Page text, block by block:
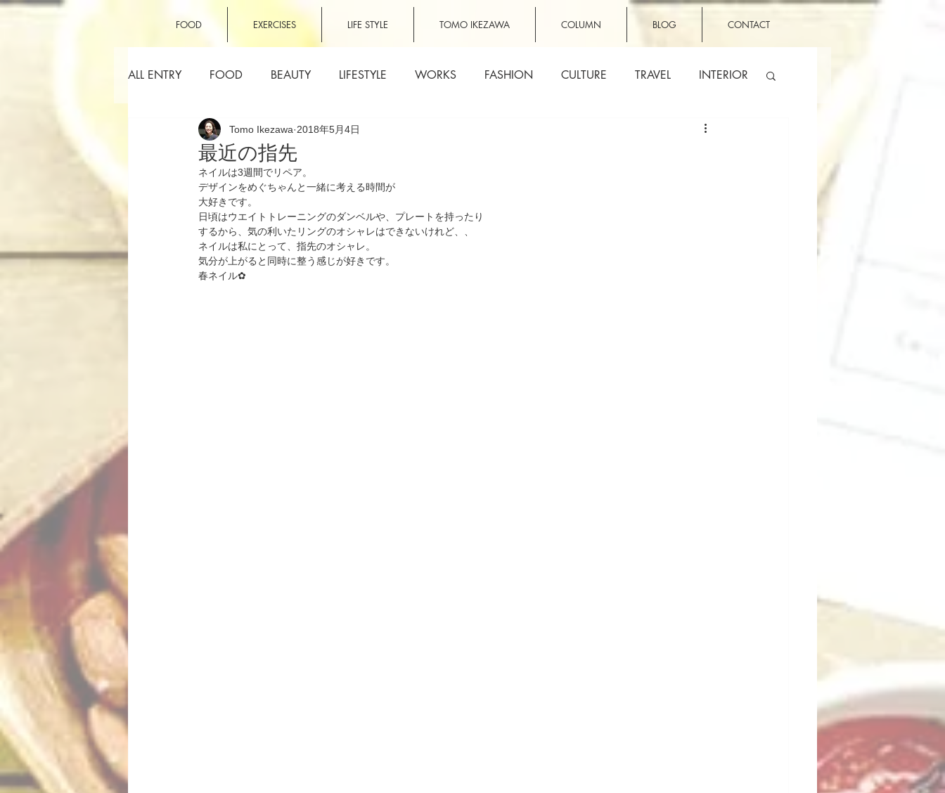
FOOD EXERCISES LIFE STYLE TOMO IKEZAWA COLUMN BLOG CONTACT
ALL ENTRY FOOD BEAUTY LIFESTYLE WORKS FASHION CULTURE TRAVEL INTERIOR
最近の指先
Tomo Ikezawa 2018年5月4日
ネイルは3週間でリペア。
デザインをめぐちゃんと一緒に考える時間が
大好きです。
日頃はウエイトトレーニングのダンベルや、プレートを持ったり
するから、気の利いたリングのオシャレはできないけれど、、
ネイルは私にとって、指先のオシャレ。
気分が上がると同時に整う感じが好きです。
春ネイル✿